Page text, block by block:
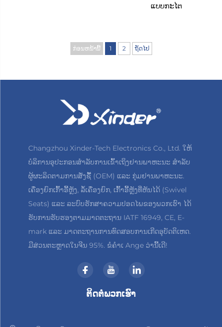
ພື້ນທີ່ທີ່ດີເລີດ ເຖິງແມ່ນໃນສະພາບອາກາດທີ່ເປັນນ້ຳ ຫຼື ແຂງ,
ຫຼື ລົງ. ເພື່ອເພີ່ມຄວາມປອດໄພ, ພື້ນທີ່ມີແຜ່ນກັ້ນອັດຕະໂນມັດ
ທາງດ້ານໜ້າ ແລະ ດ້ານຫຼັງທີ່ເປີດໃຊ້ງານອັດຕະໂນມັດເມື່ອ
ຂະນະທີ່ກຳລັງຍົກ ຫຼື ລົງ - ເປັນມາດຕະການຄວາມປອດໄພທີ່
ສຳຄັນທີ່ຊ່ວຍຂັດຂວາງຄວາມສ່ຽງຂອງການຕົກ ຫຼື ບາດເຈັບ.
ການເຮັດວຽກທີ່ເຊື່ອຖືໄດ້ເຖິງແມ່ນໃຊ້ເປັນປະຈຳ, ແລະ ສາ
ມາດຫຸບລົງໄດ້ຢ່າງລຽບງ່າຍເວລາທີ່ເຄື່ອງຍົກຖືກເກັບ, ເພື່ອໃຫ້
ການຂຶ້ນລົງລົດໄດ້ຢ່າງບໍ່ມີຂໍ້ຂັດຂວາງ.
ຊຸດຍົກເຄື່ອງນັ່ງລ້ຽວ Xindertech ຖືກຂັບເຄື່ອນດ້ວຍລະບົບ
ຂັບເຄື່ອນໄຟຟ້າ-ໄຮໂດຼລິກທີ່ທັນສະໄໝ ເຊິ່ງມີຄວາມສົມດຸນທີ່
ແນ່ນອນລະຫວ່າງຄວາມແຂງແຮງ, ຄວາມລຽບ, ແລະ
ປະສິດທິພາບ. ຕ່າງຈາກລະບົບອາດີຕິກທີ່ອາດຈະມີສຽງດັງ ຫຼື
ບໍ່ຄົງທີ່, ຫຼື ລະບົບໄຟຟ້າທີ່ບໍ່ມີກຳລັງຍົກພຽງພໍ, ລະບົບໄຮໂດຼລິກ-
ໄຟຟ້າກັບກຳລັງກົດດັນໄຮໂດຼລິກ. ຜົນໄດ້ຮັບກໍຄືຂະບວນການ
ແບບກະໄຕ
ກ່ອນຫນ້ານີ້ 1 2 ຖັດໄປ
Changzhou Xinder-Tech Electronics Co., Ltd. ໃຫ້
ບໍລິການອຸປະກອນສຳລັບການເຂົ້າເຖິງຢານພາຫະນະ ສຳລັບ
ຜູ້ຜະລິດຕາມການສັ່ງຊື້ (OEM) ແລະ ກຸ່ມຢານພາຫະນະ.
ເຄື່ອງຍົກເກົ້າອີ້ຫຼັງ, ລໍ້ເຄື່ອງຍົກ, ເກົ້າອີ້ຫຼັງທີ່ຫັນໄດ້ (Swivel
Seats) ແລະ ລະບົບຮັກສາຄວາມປອດໄພຂອງພວກເຮົາ ໄດ້
ຮັບການຮັບຮອງຕາມມາດຕະຖານ IATF 16949, CE, E-
mark ແລະ ມາດຕະຖານການທົດສອບການເກີດອຸບັດຕິເຫດ.
ມີສ່ວນຕະຫຼາດໃນຈີນ 95%. ຂໍຄຳເ Ange ວ່ານີ້ເດີ!
ຕິດຕໍ່ພວກເຮົາ